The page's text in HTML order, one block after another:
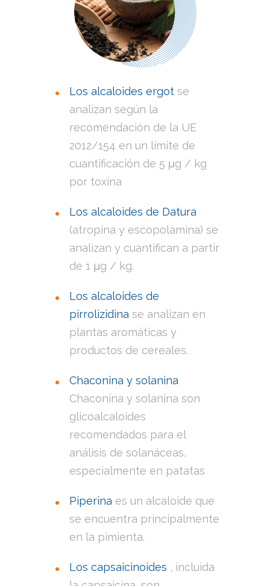
Los alcaloides ergotse
analizan según la
recomendación de la UE
2012/154 en un límite de
cuantificación de 5 μg / kg
por toxina
Los alcaloides de Datura
(atropina y escopolamina) se
analizan y cuantifican a partir
de 1 μg / kg.
Los alcaloides de
pirrolizidina se analizan en
plantas aromáticas y
productos de cereales.
Chaconina y solanina
Chaconina y solanina son
glicoalcaloides
recomendados para el
análisis de solanáceas,
especialmente en patatas
Piperina es un alcaloide que
se encuentra principalmente
en la pimienta.
Los capsaicinoides , incluida